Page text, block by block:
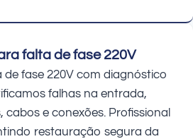
falta de fase 220V
de fase 220V com diagnóstico
falhas na entrada,
cabos e conexões. Profissional
restauração segura da